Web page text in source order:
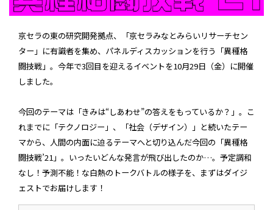
京セラの東の研究開発拠点、「京セラみなとみらいリサーチセン
ター」に有識者を集め、パネルディスカッションを行う「異種格
闘技戦」。今年で3回目を迎えるイベントを10月29日（金）に開催
しました。
今回のテーマは「きみは“しあわせ”の答えをもっているか？」。こ
れまでに「テクノロジー」、「社会（デザイン）」と続いたテー
マから、人間の内面に迫るテーマへと切り込んだ今回の「異種格
闘技戦’21」。いったいどんな発言が飛び出したのか…。予定調和
なし！予測不能！な白熱のトークバトルの様子を、まずはダイジ
ェストでお届けします！